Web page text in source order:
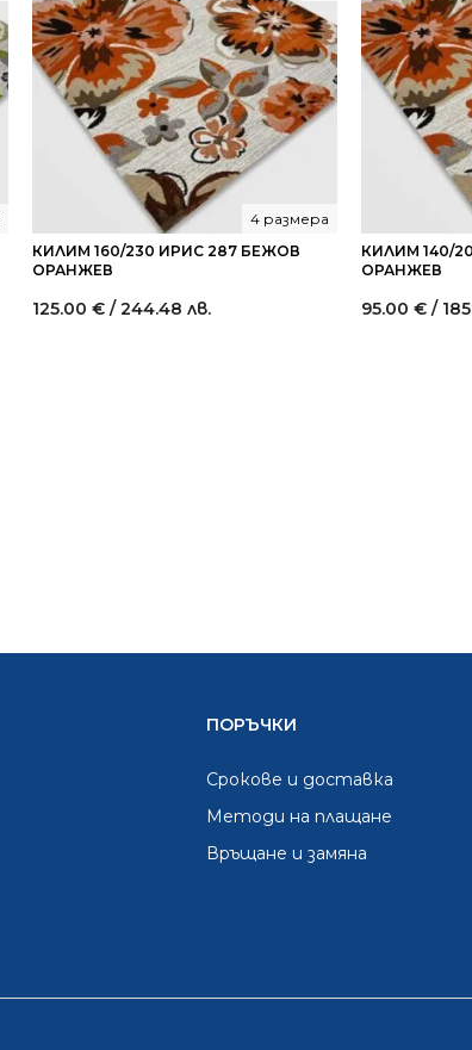
КИЛИМ 160/230 ИРИС 287 БЕЖОВ
ОРАНЖЕВ
4 размера
125.00 € / 244.48 лв.
КИЛИМ 140/
ОРАНЖЕВ
95.00 € /
ПОРЪЧКИ
Срокове и доставка
Методи на плащане
Връщане и замяна